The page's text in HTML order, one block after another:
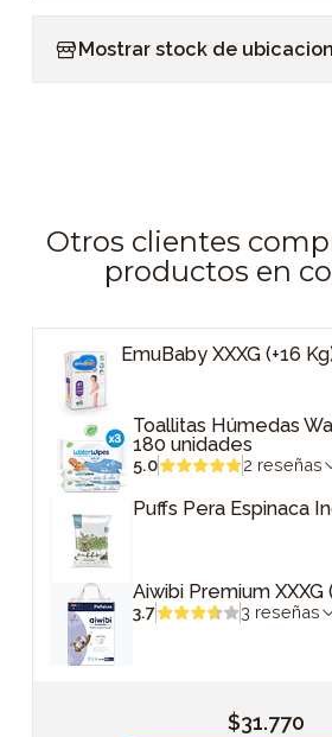
Mostrar stock de
Otros clientes
productos en
EmuBaby XXXG (+16
Toallitas Húmedas
180 unidades
5.0 2 reseñas
Puffs Pera Espinaca
Aiwibi Premium XXXG
3.7 3 reseñas
$31.770